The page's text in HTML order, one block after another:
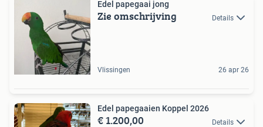
Edel papegaai jong
Zie omschrijving Details
Vlissingen 26 apr 26
Edel papegaaien Koppel 2026
€ 1.200,00 Details